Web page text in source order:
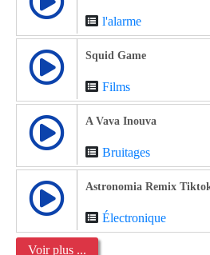
l'alarme
Squid Game
Films
A Vava Inouva
Bruitages
Astronomia Remix
Électronique
Voir plus ...